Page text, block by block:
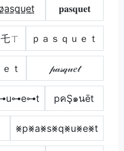
𝐩𝐚𝐬𝐪𝐮𝐞𝐭
ㄒ ｐａｓｑｕｅｔ
ｔ 𝓅𝒶𝓈𝓆𝓊𝑒𝓉
pคŞ๑นēt
⨳p⨳a⨳s⨳q⨳u⨳e⨳t